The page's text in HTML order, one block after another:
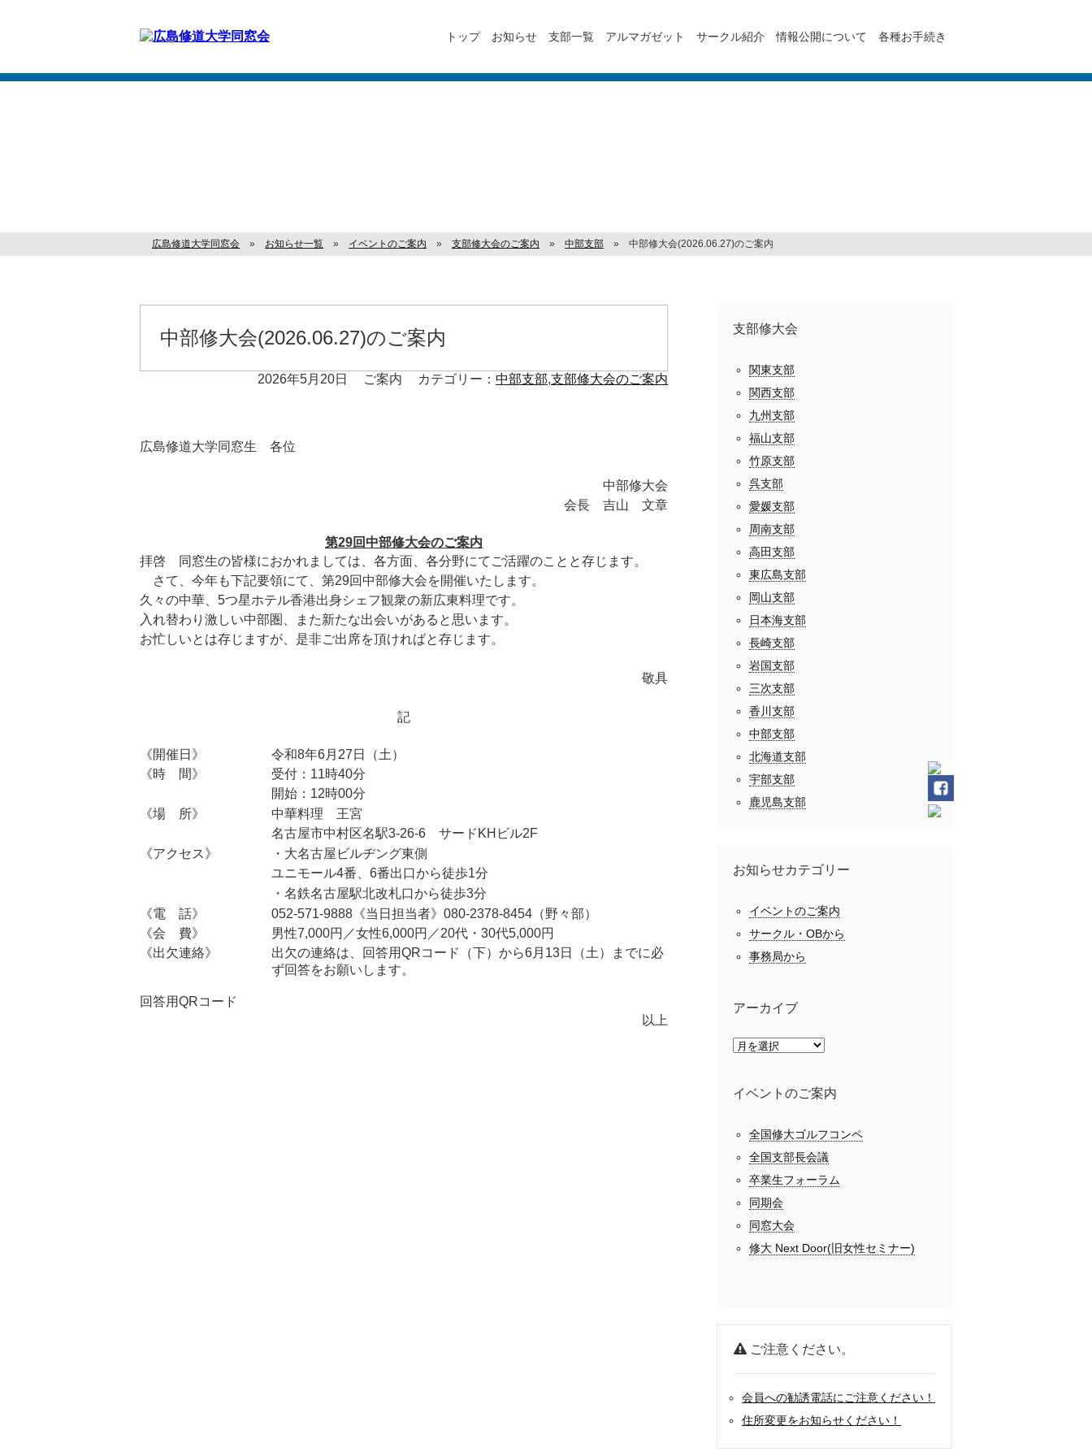
お問い合わせ
トップ お知らせ 支部一覧 アルマガゼット サークル紹介 情報公開について 各種お手続き
広島修道大学同窓会 » お知らせ一覧 » イベントのご案内 » 支部修大会のご案内 » 中部支部 » 中部修大会(2026.06.27)のご案内
中部修大会(2026.06.27)のご案内
2026年5月20日 ご案内 カテゴリー： 中部支部,支部修大会のご案内
広島修道大学同窓生 各位
中部修大会
会長 吉山 文章
第29回中部修大会のご案内
拝啓 同窓生の皆様におかれましては、各方面、各分野にてご活躍のことと存じます。
さて、今年も下記要領にて、第29回中部修大会を開催いたします。
久々の中華、5つ星ホテル香港出身シェフ観衆の新広東料理です。
入れ替わり激しい中部圏、また新たな出会いがあると思います。
お忙しいとは存じますが、是非ご出席を頂ければと存じます。
敬具
記
《開催日》
令和8年6月27日（土）
《時 間》
受付：11時40分
開始：12時00分
《場 所》
中華料理 王宮
名古屋市中村区名駅3-26-6 サードKHビル2F
《アクセス》
・大名古屋ビルヂング東側
ユニモール4番、6番出口から徒歩1分
・名鉄名古屋駅北改札口から徒歩3分
《電 話》
052-571-9888《当日担当者》080-2378-8454（野々部）
《会 費》
男性7,000円／女性6,000円／20代・30代5,000円
《出欠連絡》
出欠の連絡は、回答用QRコード（下）から6月13日（土）までに必
ず回答をお願いします。
回答用QRコード
以上
支部修大会
関東支部
関西支部
九州支部
福山支部
竹原支部
呉支部
愛媛支部
周南支部
高田支部
東広島支部
岡山支部
日本海支部
長崎支部
岩国支部
三次支部
香川支部
中部支部
北海道支部
宇部支部
鹿児島支部
お知らせカテゴリー
イベントのご案内
サークル・OBから
事務局から
アーカイブ
イベントのご案内
全国修大ゴルフコンペ
全国支部長会議
卒業生フォーラム
同期会
同窓大会
修大 Next Door(旧女性セミナー)
ご注意ください。
会員への勧誘電話にご注意ください！
住所変更をお知らせください！